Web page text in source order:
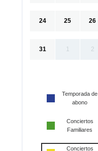
24 25 26
31 1 2
Temporada de
abono
Conciertos
Familiares
Conciertos